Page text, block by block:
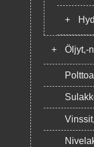
+
+ Öljyt,-